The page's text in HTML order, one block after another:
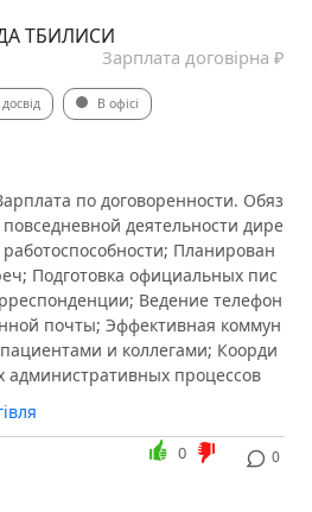
ТБИЛИСИ
Зарплата договірна ₽
В офісі
по договоренности. Обяз
деятельности дире
Планирован
Подготовка официальных пис
Ведение телефон
почты; Эффективная коммун
и коллегами; Коорди
административных процессов
0
0